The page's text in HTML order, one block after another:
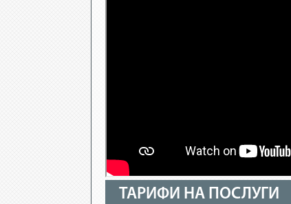
ТАРИФИ НА ПОСЛУГИ